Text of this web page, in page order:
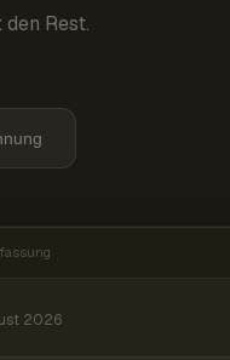
Rest.
2026